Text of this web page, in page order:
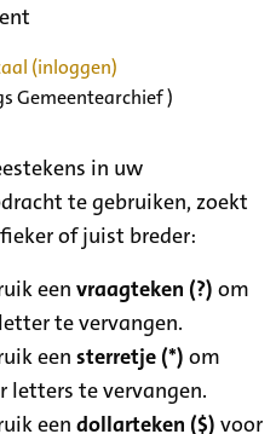
(inloggen)
Gemeentearchief )
in uw
te gebruiken, zoekt
of juist breder:
eenvraagteken (?) om
te vervangen.
eensterretje (*) om
letters te vervangen.
eendollarteken ($) voor